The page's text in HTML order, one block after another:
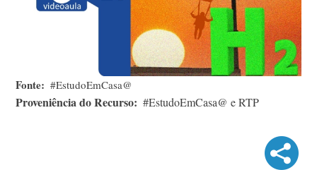
Fonte #EstudoEmCasa@
Proveniência do Recurso #EstudoEmCasa@ e RTP